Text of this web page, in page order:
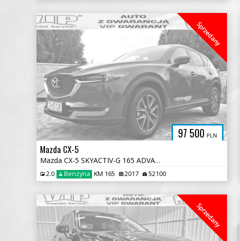
97 500 PLN
Sprzedany
Mazda CX-5
Mazda CX-5 SKYACTIV-G 165 ADVANTAGE
2.0 Benzyna KM 165 2017 52100
Sprzedany